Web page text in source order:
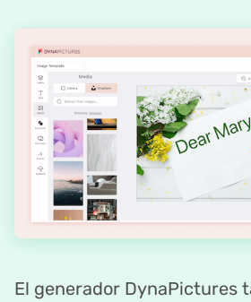
El generador DynaPictures